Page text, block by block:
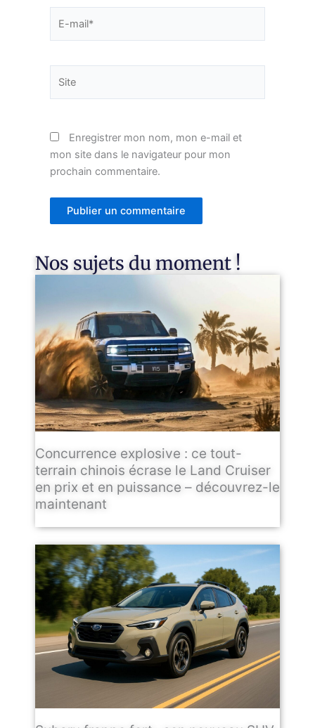
mail*
Enregistrer mon nom, mon e-mail et
mon site dans le navigateur pour mon
prochain commentaire.
Nos sujets du moment !
Concurrence explosive : ce tout-
terrain chinois écrase le Land Cruiser
en prix et en puissance – découvrez-le
maintenant